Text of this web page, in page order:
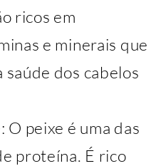
ricos em
e minerais que
dos cabelos
O peixe é uma das
proteína. É rico